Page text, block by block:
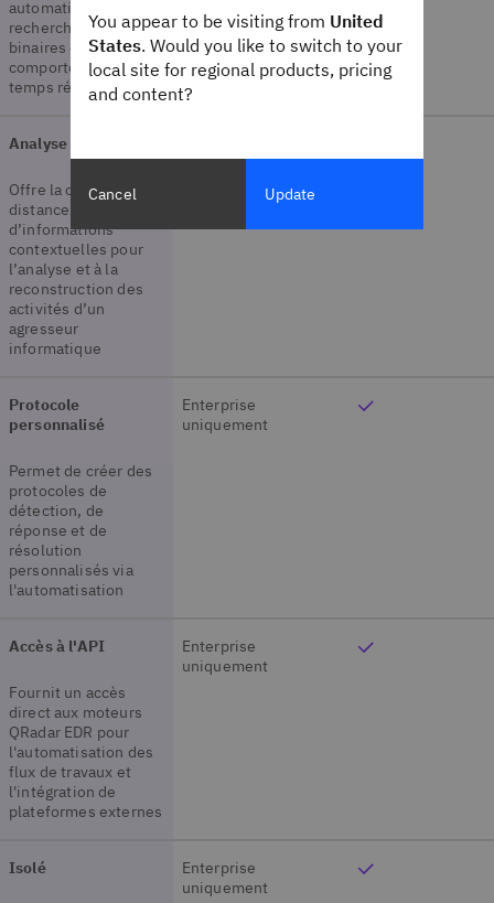
automatisée et
recherche d'IOC, de
binaires et de
comportements en
temps réel
Analyse légale
Offre la collecte à
distance
d’informations
contextuelles pour
l’analyse et à la
reconstruction des
activités d’un
agresseur
informatique
uniquement
Protocole
personnalisé
Permet de créer des
protocoles de
détection, de
réponse et de
résolution
personnalisés via
l'automatisation
Enterprise
uniquement
Accès à l'API
Fournit un accès
direct aux moteurs
QRadar EDR pour
l'automatisation des
flux de travaux et
l'intégration de
plateformes externes
Enterprise
uniquement
Isolé
Enterprise
uniquement
You appear to be visiting from United
States. Would you like to switch to your
local site for regional products, pricing
and content?
Cancel Update